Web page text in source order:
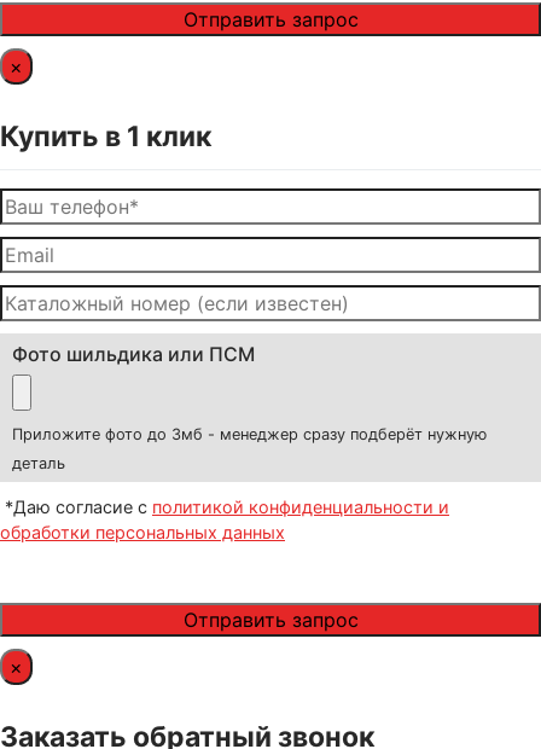
×
Купить в 1 клик
Фото шильдика или ПСМ
Приложите фото до 3мб - менеджер сразу подберёт нужную
деталь
*Даю согласие с политикой конфиденциальности и
обработки персональных данных
×
Заказать обратный звонок